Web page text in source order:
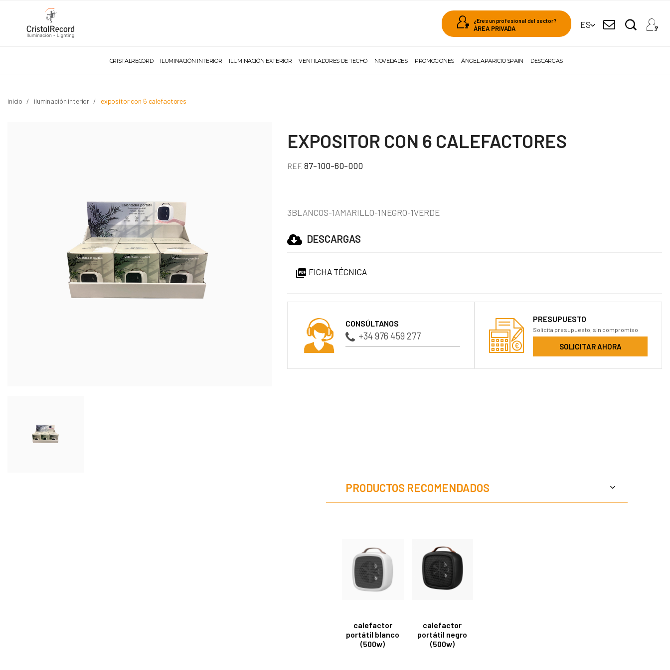
¿Eres un profesional del sector?
ÁREA PRIVADA ES
CRISTALRECORD ILUMINACIÓN INTERIOR ILUMINACIÓN EXTERIOR VENTILADORES DE TECHO NOVEDADES PROMOCIONES ÁNGEL APARICIO SPAIN DESCARGAS
inicio iluminación interior expositor con 6 calefactores
EXPOSITOR CON 6 CALEFACTORES
REF.87-100-60-000
3BLANCOS-1AMARILLO-1NEGRO-1VERDE
DESCARGAS
 FICHA TÉCNICA
CONSÚLTANOS
+34 976 459 277
PRESUPUESTO
Solicita presupuesto, sin compromiso
SOLICITAR AHORA
PRODUCTOS RECOMENDADOS
calefactor
portátil blanco
(500w)
calefactor
portátil negro
(500w)